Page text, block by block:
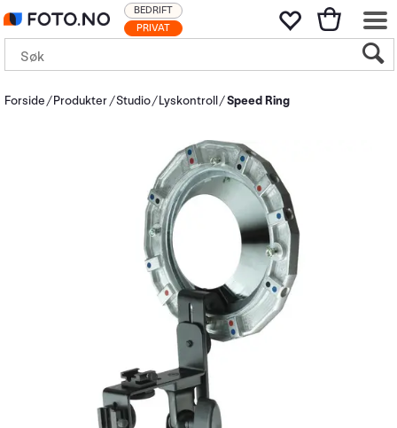
PRIVAT
BEDRIFT
Forside Produkter Studio Lyskontroll Speed Ring